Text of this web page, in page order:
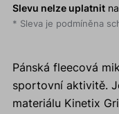
Slevu nelze uplatnitna
* Sleva je podmíněna
Pánská fleecová
sportovní aktivitě.
materiálu Kinetix